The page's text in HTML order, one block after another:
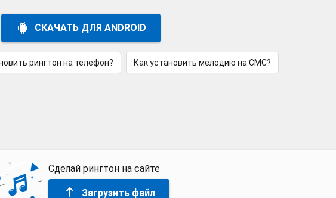
СКАЧАТЬ ДЛЯ ANDROID
рингтон на телефон? Как установить мелодию на СМС?
Сделай рингтон на сайте
Загрузить файл